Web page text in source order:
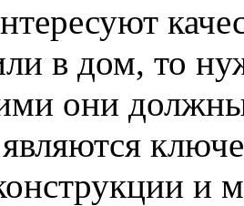
в дом, то
они должны
и